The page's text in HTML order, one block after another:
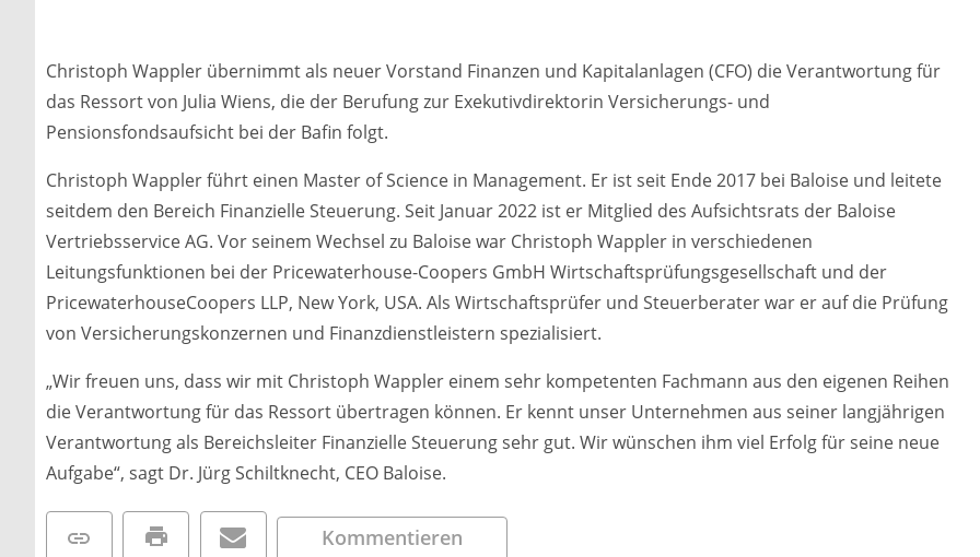
Christoph Wappler übernimmt als neuer Vorstand Finanzen und Kapitalanlagen (CFO) die Verantwortung für
das Ressort von Julia Wiens, die der Berufung zur Exekutivdirektorin Versicherungs- und
Pensionsfondsaufsicht bei der Bafin folgt.
Christoph Wappler führt einen Master of Science in Management. Er ist seit Ende 2017 bei Baloise und leitete
seitdem den Bereich Finanzielle Steuerung. Seit Januar 2022 ist er Mitglied des Aufsichtsrats der Baloise
Vertriebsservice AG. Vor seinem Wechsel zu Baloise war Christoph Wappler in verschiedenen
Leitungsfunktionen bei der Pricewaterhouse-Coopers GmbH Wirtschaftsprüfungsgesellschaft und der
PricewaterhouseCoopers LLP, New York, USA. Als Wirtschaftsprüfer und Steuerberater war er auf die Prüfung
von Versicherungskonzernen und Finanzdienstleistern spezialisiert.
„Wir freuen uns, dass wir mit Christoph Wappler einem sehr kompetenten Fachmann aus den eigenen Reihen
die Verantwortung für das Ressort übertragen können. Er kennt unser Unternehmen aus seiner langjährigen
Verantwortung als Bereichsleiter Finanzielle Steuerung sehr gut. Wir wünschen ihm viel Erfolg für seine neue
Aufgabe“, sagt Dr. Jürg Schiltknecht, CEO Baloise.
Kommentieren